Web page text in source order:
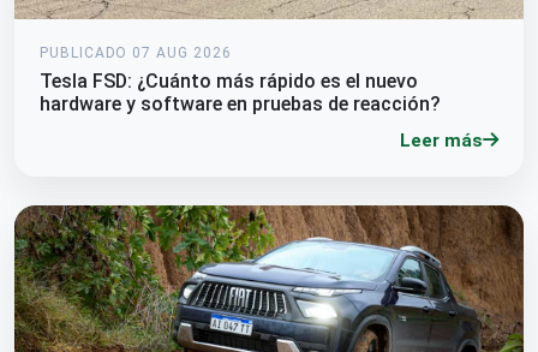
PUBLICADO 07 AUG 2026
Tesla FSD: ¿Cuánto más rápido es el nuevo
hardware y software en pruebas de reacción?
Leer más